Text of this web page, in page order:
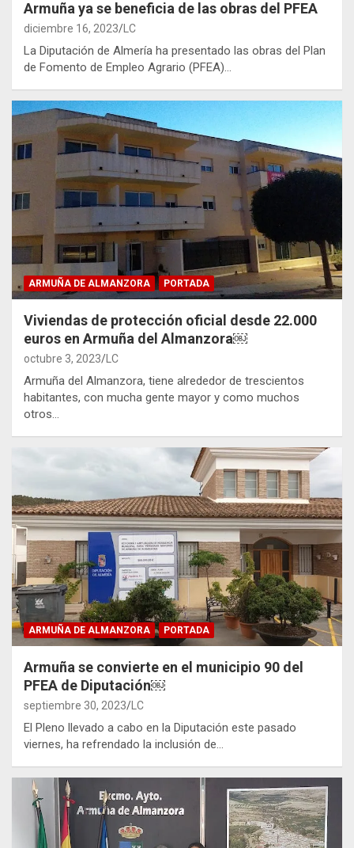
Armuña ya se beneficia de las obras del PFEA
diciembre 16, 2023 LC
La Diputación de Almería ha presentado las obras del Plan
de Fomento de Empleo Agrario (PFEA)…
ARMUÑA DE ALMANZORA PORTADA
Viviendas de protección oficial desde 22.000
euros en Armuña del Almanzora￼
octubre 3, 2023 LC
Armuña del Almanzora, tiene alrededor de trescientos
habitantes, con mucha gente mayor y como muchos
otros…
ARMUÑA DE ALMANZORA PORTADA
Armuña se convierte en el municipio 90 del
PFEA de Diputación￼
septiembre 30, 2023 LC
El Pleno llevado a cabo en la Diputación este pasado
viernes, ha refrendado la inclusión de…